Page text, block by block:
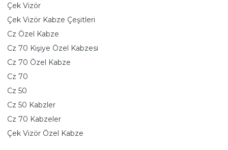
Çek Vizör
Çek Vizör Kabze Çeşitleri
Cz Özel Kabze
Cz 70 Kişiye Özel Kabzesi
Cz 70 Özel Kabze
Cz 70
Cz 50
Cz 50 Kabzler
Cz 70 Kabzeler
Çek Vizör Özel Kabze